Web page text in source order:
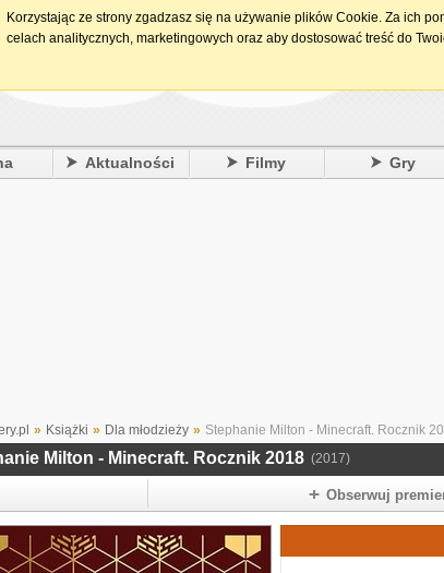
Aktualności Filmy Gry
» Książki » Dla młodzieży » Stephanie Milton - Minecraft. Rocznik
Milton - Minecraft. Rocznik 2018 (2017)
Obserwuj
Korzystając ze strony zgadzasz się na używanie plików Cookie. Za ich
celach analitycznych, marketingowych oraz aby dostosować treść do